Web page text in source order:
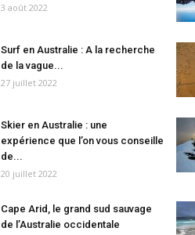
3 août 2022
Surf en Australie : A la recherche
de la vague...
27 juillet 2022
Skier en Australie : une
expérience que l’on vous conseille
de...
20 juillet 2022
Cape Arid, le grand sud sauvage
de l’Australie occidentale